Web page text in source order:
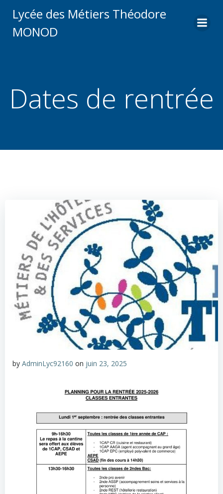
au
Lycée des Métiers Théodore
MONOD
Dates de rentrée
by AdminLyc92160 on juin 23, 2025